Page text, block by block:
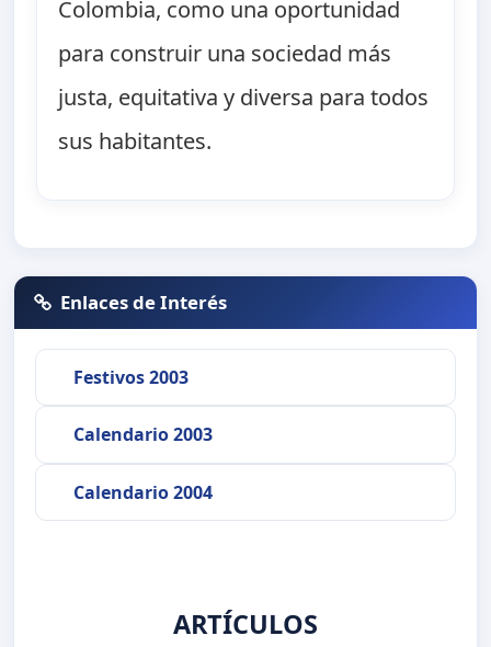
Colombia, como una oportunidad
para construir una sociedad más
justa, equitativa y diversa para todos
sus habitantes.
Enlaces de Interés
Festivos 2003
Calendario 2003
Calendario 2004
ARTÍCULOS